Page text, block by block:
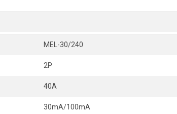
MEL-30/240
2P
40A
30mA/100mA